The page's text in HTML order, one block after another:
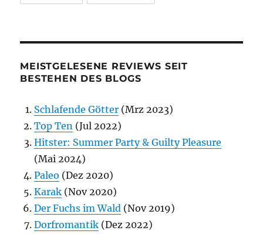
MEISTGELESENE REVIEWS SEIT
BESTEHEN DES BLOGS
Schlafende Götter (Mrz 2023)
Top Ten (Jul 2022)
Hitster: Summer Party & Guilty Pleasure
(Mai 2024)
Paleo (Dez 2020)
Karak (Nov 2020)
Der Fuchs im Wald (Nov 2019)
Dorfromantik (Dez 2022)